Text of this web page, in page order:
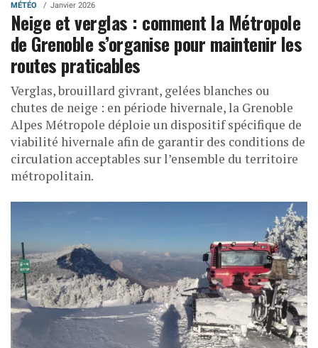
MÉTÉO Janvier 2026
Neige et verglas : comment la Métropole
de Grenoble s’organise pour maintenir les
routes praticables
Verglas, brouillard givrant, gelées blanches ou
chutes de neige : en période hivernale, la Grenoble
Alpes Métropole déploie un dispositif spécifique de
viabilité hivernale afin de garantir des conditions de
circulation acceptables sur l’ensemble du territoire
métropolitain.